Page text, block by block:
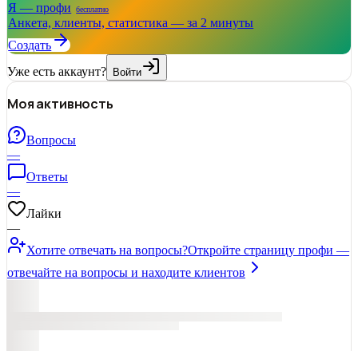
Я — профи бесплатно
Анкета, клиенты, статистика — за 2 минуты
Создать
Уже есть аккаунт? Войти
Моя активность
Вопросы
—
Ответы
—
Лайки
—
Хотите отвечать на вопросы?Откройте страницу профи —
отвечайте на вопросы и находите клиентов